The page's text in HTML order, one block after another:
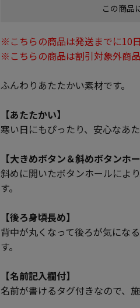
この商品
※こちらの商品は発送までに10
※こちらの商品は割引対象外商
ふんわりあたたかい素材です。
【あたたかい】
寒い日にもぴったり、安心なあた
【大きめボタン＆斜めボタンホー
斜めに開いたボタンホールによ
す。
【後ろ身頃長め】
背中が丸くなって後ろが気にな
す。
【名前記入欄付】
名前が書けるタグ付きなので、